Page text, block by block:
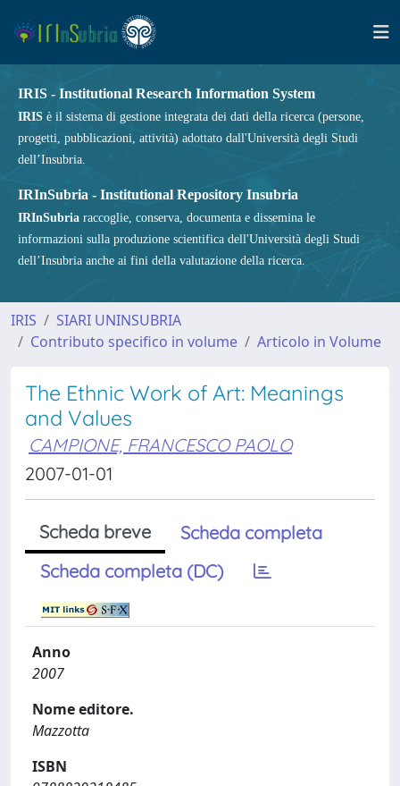
IRIS - Institutional Research Information System
IRIS è il sistema di gestione integrata dei dati della ricerca (persone,
progetti, pubblicazioni, attività) adottato dall'Università degli Studi
dell’Insubria.
IRInSubria - Institutional Repository Insubria
IRInSubria raccoglie, conserva, documenta e dissemina le
informazioni sulla produzione scientifica dell'Università degli Studi
dell’Insubria anche ai fini della valutazione della ricerca.
IRIS
SIARI UNINSUBRIA
Contributo specifico in volume
Articolo in Volume
The Ethnic Work of Art: Meanings
and Values
CAMPIONE, FRANCESCO PAOLO
2007-01-01
Scheda breve
Scheda completa
Scheda completa (DC)
Anno
2007
Nome editore.
Mazzotta
ISBN